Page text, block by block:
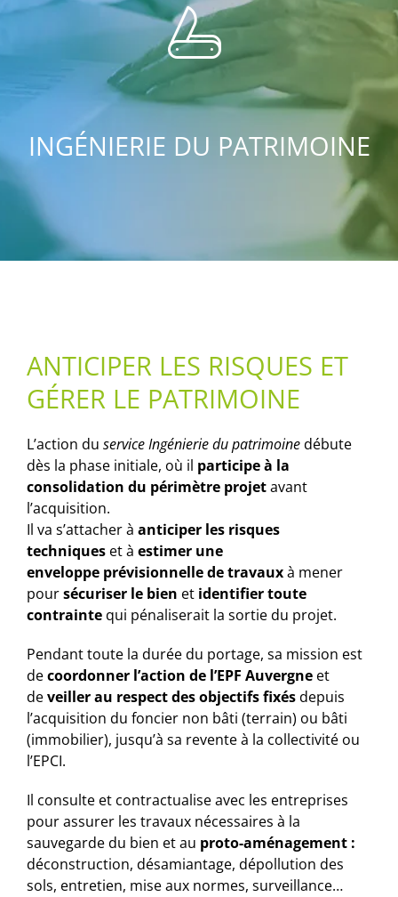
INGÉNIERIE DU PATRIMOINE
ANTICIPER LES RISQUES ET
GÉRER LE PATRIMOINE
L’action du service Ingénierie du patrimoinedébute
dès la phase initiale, où il participe à la
consolidation du périmètre projetavant
l’acquisition.
Il va s’attacher à anticiper les risques
techniques et à estimer une
enveloppe prévisionnelle de travauxà mener
poursécuriser le bien et identifier toute
contrainte qui pénaliserait la sortie du projet.
Pendant toute la durée du portage, sa mission est
decoordonner l’action de l’EPF Auvergne et
deveiller au respect des objectifs fixésdepuis
l’acquisition du foncier non bâti (terrain) ou bâti
(immobilier), jusqu’à sa revente à la collectivité ou
l’EPCI.
Il consulte et contractualise avec les entreprises
pour assurer les travaux nécessaires à la
sauvegarde du bien et au proto-aménagement :
déconstruction, désamiantage, dépollution des
sols, entretien, mise aux normes, surveillance…